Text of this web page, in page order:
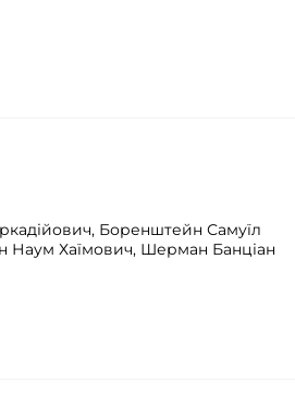
Боренштейн Самуїл
Наум Хаїмович, Шерман Банціан